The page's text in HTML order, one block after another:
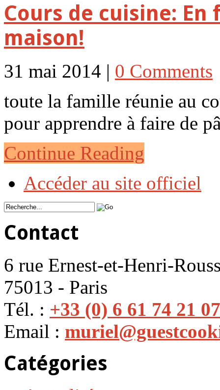
Cours de cuisine:
maison!
31 mai 2014 | 0 Comments
toute la famille réunie au
pour apprendre à faire de
Continue Reading
Accéder au site officiel
Contact
6 rue Ernest-et-Henri-
75013 - Paris
Tél. : +33 (0) 6 61 74 21 07
Email :
Catégories